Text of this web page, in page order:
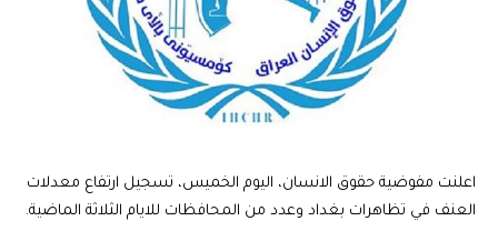
اعلنت مفوضية حقوق الانسان، اليوم الخميس، تسجيل ارتفاع معدلات
العنف في تظاهرات بغداد وعدد من المحافظات للايام الثلاثة الماضية.